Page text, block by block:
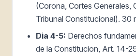
(Corona, Cortes Generales,
Tribunal Constitucional). 30
Dia 4-5: Derechos
de la Constitucion, Art. 14-